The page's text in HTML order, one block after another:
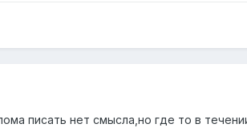
писать нет смысла,но где то в